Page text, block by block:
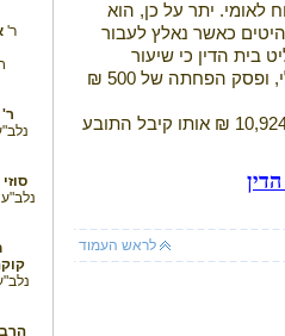
יתר על כן, הוא
כאשר נאלץ לעבור
בית הדין כי שיעור
ההפחתה עבור "פועל בטל יהיה מינימלי, ופסק הפחתה של 500 ₪
במקביל קבע בית הדין כי יש לנכות סך 10,924 ₪ אותו קיבל התובע
ן
לראש העמוד
ר'
ר'
סוזי
הרב